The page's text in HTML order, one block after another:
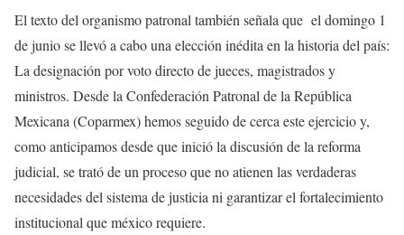
El texto del organismo patronal también señala que el domingo 1
de junio se llevó a cabo una elección inédita en la historia del país:
La designación por voto directo de jueces, magistrados y
ministros. Desde la Confederación Patronal de la República
Mexicana (Coparmex) hemos seguido de cerca este ejercicio y,
como anticipamos desde que inició la discusión de la reforma
judicial, se trató de un proceso que no atienen las verdaderas
necesidades del sistema de justicia ni garantizar el fortalecimiento
institucional que méxico requiere.